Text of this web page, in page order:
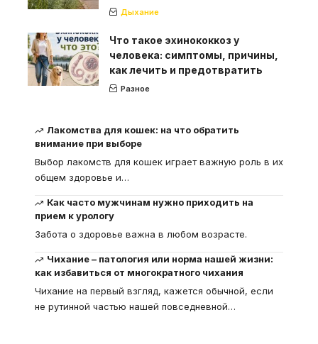
Дыхание
Что такое эхинококкоз у
человека: симптомы, причины,
как лечить и предотвратить
Разное
Лакомства для кошек: на что обратить
внимание при выборе
Выбор лакомств для кошек играет важную роль в их
общем здоровье и…
Как часто мужчинам нужно приходить на
прием к урологу
Забота о здоровье важна в любом возрасте.
Чихание – патология или норма нашей жизни:
как избавиться от многократного чихания
Чихание на первый взгляд, кажется обычной, если
не рутинной частью нашей повседневной…